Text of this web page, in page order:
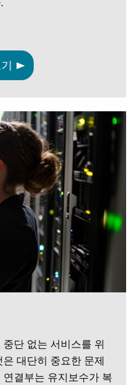
단 없는 서비스를 위
대단히 중요한 문제
결부는 유지보수가 복